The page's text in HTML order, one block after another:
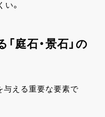
。
庭石・景石」の
与える重要な要素で